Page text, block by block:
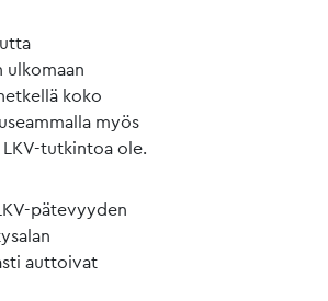
ulkomaan
koko
myös
tutkintoa ole.
pätevyyden
auttoivat